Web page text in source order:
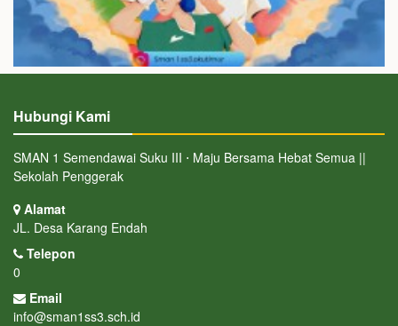
Hubungi Kami
SMAN 1 Semendawai Suku III ⋅ Maju Bersama Hebat Semua ||
Sekolah Penggerak
Alamat
JL. Desa Karang Endah
Telepon
0
Email
info@sman1ss3.sch.id